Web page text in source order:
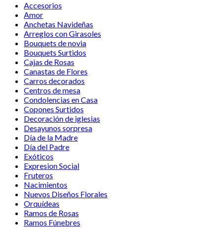
Accesorios
Amor
Anchetas Navideñas
Arreglos con Girasoles
Bouquets de novia
Bouquets Surtidos
Cajas de Rosas
Canastas de Flores
Carros decorados
Centros de mesa
Condolencias en Casa
Copones Surtidos
Decoración de iglesias
Desayunos sorpresa
Día de la Madre
Día del Padre
Exóticos
Expresion Social
Fruteros
Nacimientos
Nuevos Diseños Florales
Orquídeas
Ramos de Rosas
Ramos Fúnebres